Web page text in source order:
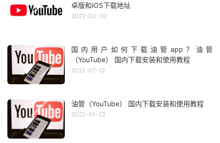
卓版和iOS下载地址
2022-03-30
国内用户如何下载油管app？油管
（YouTube） 国内下载安装和使用教程
2022-07-12
油管（YouTube） 国内下载安装和使用教程
2022-01-23